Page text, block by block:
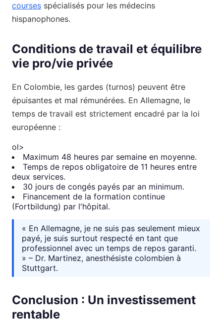
courses spécialisés pour les médecins
hispanophones.
Conditions de travail et équilibre
vie pro/vie privée
En Colombie, les gardes (turnos) peuvent être
épuisantes et mal rémunérées. En Allemagne, le
temps de travail est strictement encadré par la loi
européenne :
ol>
Maximum 48 heures par semaine en moyenne.
Temps de repos obligatoire de 11 heures entre
deux services.
30 jours de congés payés par an minimum.
Financement de la formation continue
(Fortbildung) par l'hôpital.
« En Allemagne, je ne suis pas seulement mieux
payé, je suis surtout respecté en tant que
professionnel avec un temps de repos garanti.
» – Dr. Martinez, anesthésiste colombien à
Stuttgart.
Conclusion : Un investissement
rentable